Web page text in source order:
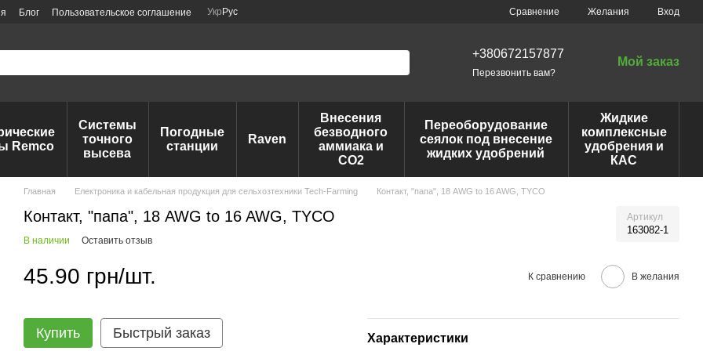
Блог Пользовательское соглашение Укр Рус Сравнение Желания Вход
+380672157877
Перезвонить вам?
Мой заказ
Remco
Системы
точного
высева
Погодные
станции
Raven
Внесения
безводного
аммиака и
CO2
Переоборудование
сеялок под внесение
жидких удобрений
Жидкие
комплексные
удобрения и
КАС
Главная Електроника и кабельная продукция для сельхозтехники Tech-Farming Контакт, "папа", 18 AWG to 16 AWG, TYCO
Контакт, "папа", 18 AWG to 16 AWG, TYCO Артикул
163082-1
В наличии Оставить отзыв
45.90 грн/шт. К сравнению В желания
Купить Быстрый заказ Характеристики